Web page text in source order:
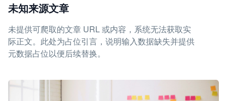
未知来源文章
未提供可爬取的文章 URL 或内容，系统无法获取实
际正文。此处为占位引言，说明输入数据缺失并提供
元数据占位以便后续替换。